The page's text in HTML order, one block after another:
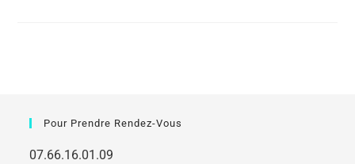
Pour Prendre Rendez-Vous
07.66.16.01.09